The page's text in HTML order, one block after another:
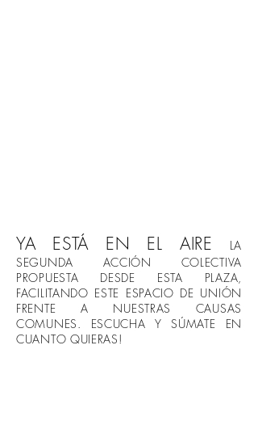
YA ESTÁ EN EL AIRE
LA
SEGUNDA ACCIÓN COLECTIVA
PROPUESTA DESDE ESTA PLAZA,
FACILITANDO ESTE ESPACIO DE UNIÓN
FRENTE A NUESTRAS CAUSAS
COMUNES. ESCUCHA Y SÚMATE EN
CUANTO QUIERAS!